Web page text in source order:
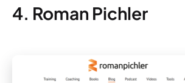
4. Roman Pichler